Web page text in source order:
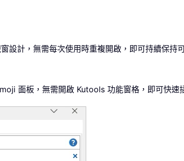
設計，無需每次使用時重複開啟，即可持續保持
面板，無需開啟 Kutools 功能窗格，即可快速